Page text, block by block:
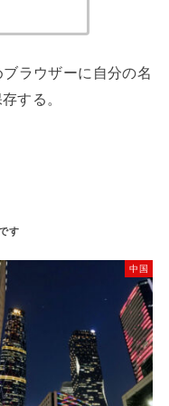
ラウザーに自分の名
する。
中国